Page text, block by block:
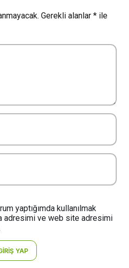
Gerekli alanlar * ile
yaptığımda kullanılmak
adresimi ve web site adresimi
YAP